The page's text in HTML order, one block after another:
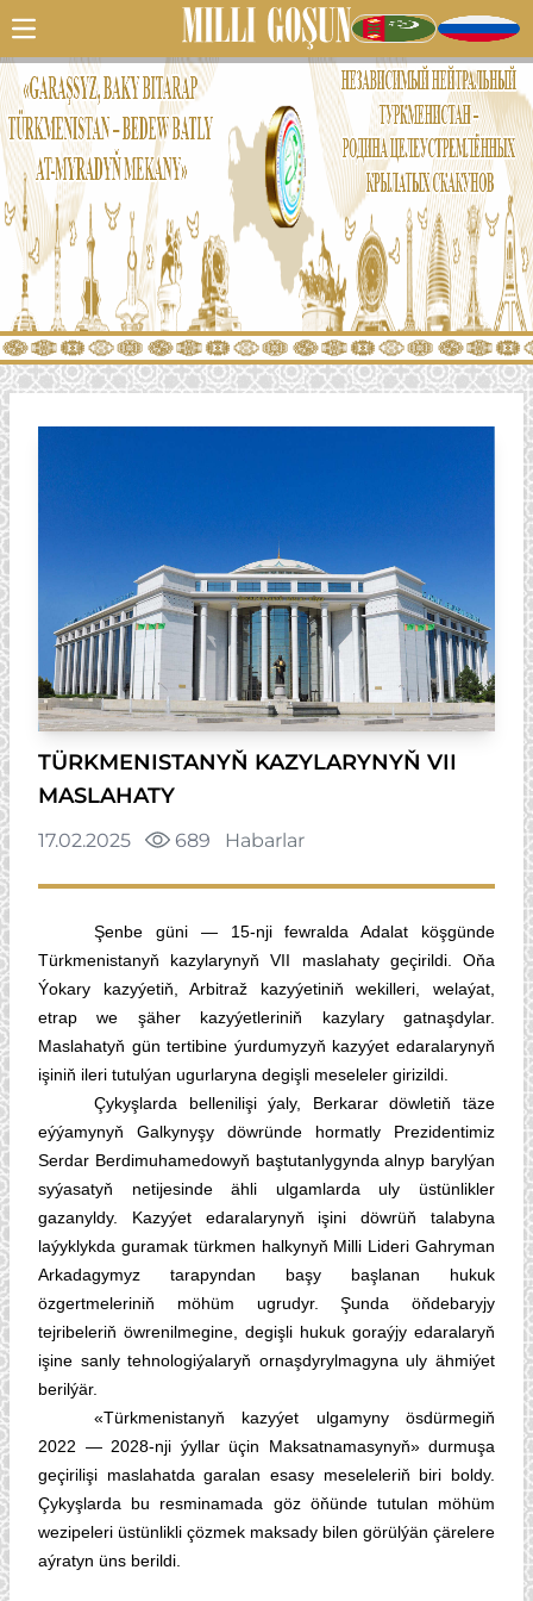
TÜRKMENISTANYŇ KAZYLARYNYŇ VII
MASLAHATY
17.02.2025 689 Habarlar
Şenbe güni — 15-nji fewralda Adalat köşgünde
Türkmenistanyň kazylarynyň VII maslahaty geçirildi. Oňa
Ýokary kazyýetiň, Arbitraž kazyýetiniň wekilleri, welaýat,
etrap we şäher kazyýetleriniň kazylary gatnaşdylar.
Maslahatyň gün tertibine ýurdumyzyň kazyýet edaralarynyň
işiniň ileri tutulýan ugurlaryna degişli meseleler girizildi.
Çykyşlarda bellenilişi ýaly, Berkarar döwletiň täze
eýýamynyň Galkynyşy döwründe hormatly Prezidentimiz
Serdar Berdimuhamedowyň baştutanlygynda alnyp barylýan
syýasatyň netijesinde ähli ulgamlarda uly üstünlikler
gazanyldy. Kazyýet edaralarynyň işini döwrüň talabyna
laýyklykda guramak türkmen halkynyň Milli Lideri Gahryman
Arkadagymyz tarapyndan başy başlanan hukuk
özgertmeleriniň möhüm ugrudyr. Şunda öňdebaryjy
tejribeleriň öwrenilmegine, degişli hukuk goraýjy edaralaryň
işine sanly tehnologiýalaryň ornaşdyrylmagyna uly ähmiýet
berilýär.
«Türkmenistanyň kazyýet ulgamyny ösdürmegiň
2022 — 2028-nji ýyllar üçin Maksatnamasynyň» durmuşa
geçirilişi maslahatda garalan esasy meseleleriň biri boldy.
Çykyşlarda bu resminamada göz öňünde tutulan möhüm
wezipeleri üstünlikli çözmek maksady bilen görülýän çärelere
aýratyn üns berildi.